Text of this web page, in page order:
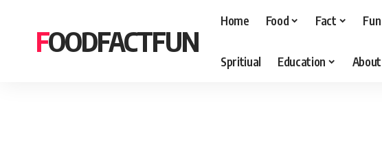
FOODFACTFUN
Home Food Fact Fun
Spritiual Education